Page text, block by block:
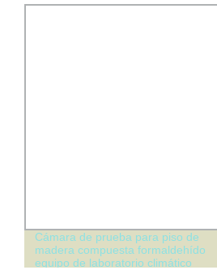
Cámara de prueba para piso de
madera compuesta formaldehído
equipo de laboratorio climático